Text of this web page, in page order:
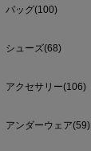
バッグ(100)
シューズ(68)
アクセサリー(106)
アンダーウェア(59)